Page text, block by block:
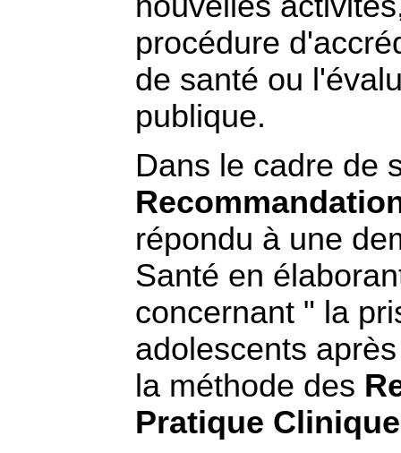
procédure
de santé ou
publique.
Dans le cadre de
répondu à une
Santé en
concernant " la
adolescents
la méthode des
Pratique Clinique